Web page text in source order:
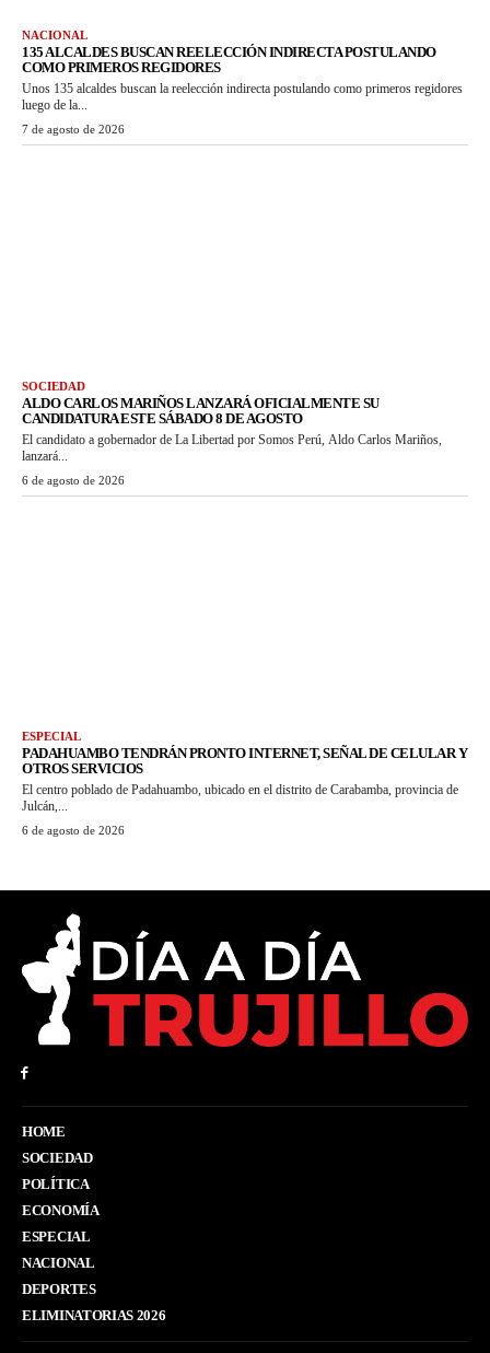
NACIONAL
135 ALCALDES BUSCAN REELECCIÓN INDIRECTA POSTULANDO
COMO PRIMEROS REGIDORES
Unos 135 alcaldes buscan la reelección indirecta postulando como primeros regidores
luego de la...
7 de agosto de 2026
SOCIEDAD
ALDO CARLOS MARIÑOS LANZARÁ OFICIALMENTE SU
CANDIDATURA ESTE SÁBADO 8 DE AGOSTO
El candidato a gobernador de La Libertad por Somos Perú, Aldo Carlos Mariños,
lanzará...
6 de agosto de 2026
ESPECIAL
PADAHUAMBO TENDRÁN PRONTO INTERNET, SEÑAL DE CELULAR Y
OTROS SERVICIOS
El centro poblado de Padahuambo, ubicado en el distrito de Carabamba, provincia de
Julcán,...
6 de agosto de 2026
HOME
SOCIEDAD
POLÍTICA
ECONOMÍA
ESPECIAL
NACIONAL
DEPORTES
ELIMINATORIAS 2026